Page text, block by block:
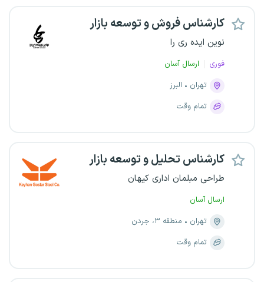
کارشناس فروش و توسعه بازار
نوین ایده ری را
فوری
ارسال آسان
تهران
البرز
تمام وقت
کارشناس تحلیل و توسعه بازار
طراحی مبلمان اداری کیهان
ارسال آسان
تهران
منطقه ۳، جردن
تمام وقت